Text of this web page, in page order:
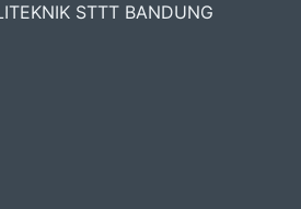
STTT BANDUNG